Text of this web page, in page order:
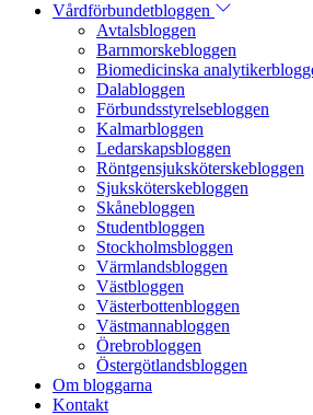
Vårdförbundetbloggen
Avtalsbloggen
Barnmorskebloggen
Biomedicinska
Dalabloggen
Förbundsstyrelsebloggen
Kalmarbloggen
Ledarskapsbloggen
Röntgensjuksköterskebloggen
Sjuksköterskebloggen
Skånebloggen
Studentbloggen
Stockholmsbloggen
Värmlandsbloggen
Västbloggen
Västerbottenbloggen
Västmannabloggen
Örebrobloggen
Östergötlandsbloggen
Om bloggarna
Kontakt